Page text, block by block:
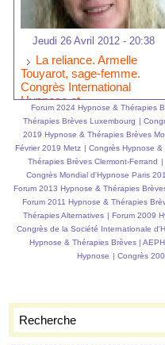
Jeudi 26 Avril 2012 - 20:38
La reliance. Armelle
Touyarot, sage-femme.
Congrès International
Hypnose et
Douleur.Confédération
Francophone Hypnose &
Thérapies Brèves.
Forum 2024 Hypnose & Thérapies
Thérapies Brèves Luxembourg |
2019 Hypnose & Thérapies Brèves
Février 2019 Metz | Congrès Hypnose
Thérapies Brèves Clermont-Ferrand |
Congrès Mondial d'Hypnose Paris
Forum 2013 Hypnose & Thérapies
Forum 2011 Hypnose & Thérapies
Thérapies Alternatives | Forum 2009
Congrès de la Société Internationale
Hypnose & Thérapies Brèves |
Hypnose | Congrès